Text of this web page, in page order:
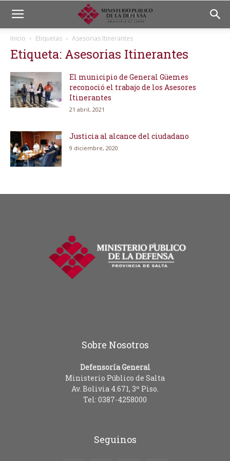
Inicio Etiquetas Asesorias Itinerantes
Etiqueta: Asesorias Itinerantes
El municipio de General Güemes
reconoció el trabajo de los Asesores
Itinerantes
21 abril, 2021
Justicia al alcance del ciudadano
9 diciembre, 2020
Sobre Nosotros
Defensoría General
Ministerio Público de Salta
Av. Bolivia 4.671, 3º Piso.
Tel: 0387-4258000
Seguinos